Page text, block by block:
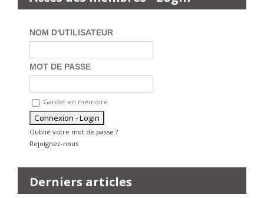
NOM D'UTILISATEUR
MOT DE PASSE
Garder en mémoire
Oublié votre mot de passe ?
Rejoignez-nous
Derniers articles